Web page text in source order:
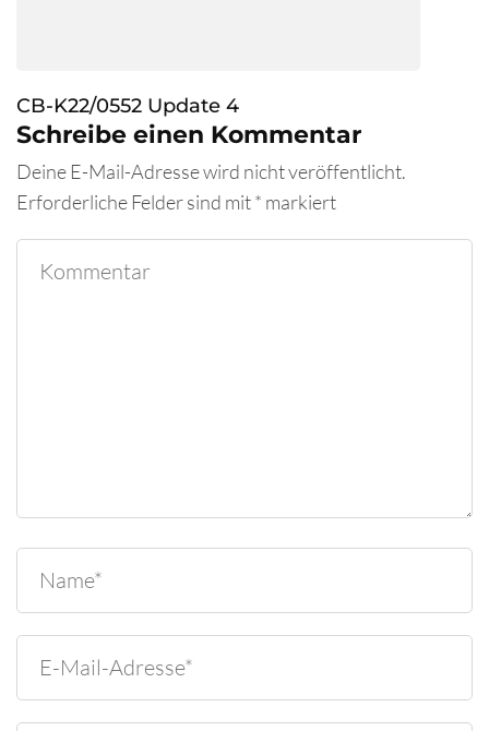
CB-K22/0552 Update 4
Schreibe einen Kommentar
Deine E-Mail-Adresse wird nicht veröffentlicht.
Erforderliche Felder sind mit* markiert